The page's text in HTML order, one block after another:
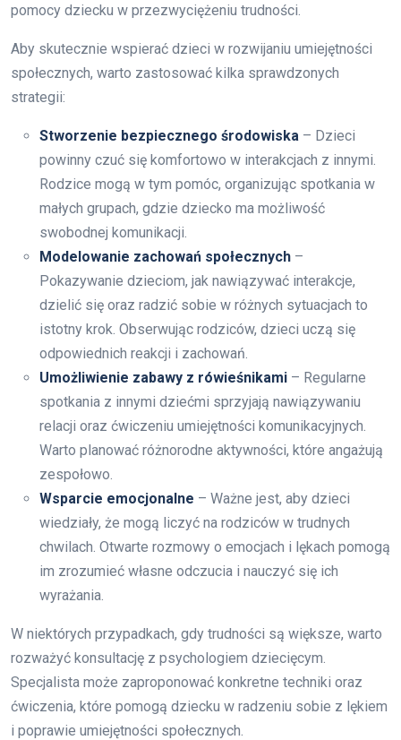
pomocy dziecku w przezwyciężeniu trudności.
Aby skutecznie wspierać dzieci w rozwijaniu umiejętności
społecznych, warto zastosować kilka sprawdzonych
strategii:
Stworzenie bezpiecznego środowiska – Dzieci
powinny czuć się komfortowo w interakcjach z innymi.
Rodzice mogą w tym pomóc, organizując spotkania w
małych grupach, gdzie dziecko ma możliwość
swobodnej komunikacji.
Modelowanie zachowań społecznych –
Pokazywanie dzieciom, jak nawiązywać interakcje,
dzielić się oraz radzić sobie w różnych sytuacjach to
istotny krok. Obserwując rodziców, dzieci uczą się
odpowiednich reakcji i zachowań.
Umożliwienie zabawy z rówieśnikami – Regularne
spotkania z innymi dziećmi sprzyjają nawiązywaniu
relacji oraz ćwiczeniu umiejętności komunikacyjnych.
Warto planować różnorodne aktywności, które angażują
zespołowo.
Wsparcie emocjonalne – Ważne jest, aby dzieci
wiedziały, że mogą liczyć na rodziców w trudnych
chwilach. Otwarte rozmowy o emocjach i lękach pomogą
im zrozumieć własne odczucia i nauczyć się ich
wyrażania.
W niektórych przypadkach, gdy trudności są większe, warto
rozważyć konsultację z psychologiem dziecięcym.
Specjalista może zaproponować konkretne techniki oraz
ćwiczenia, które pomogą dziecku w radzeniu sobie z lękiem
i poprawie umiejętności społecznych.